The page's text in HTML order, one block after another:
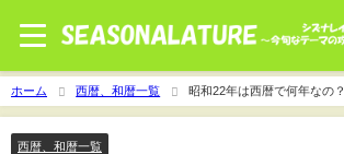
ホーム 西暦、和暦一覧 昭和22年は西暦で何年なの？
西暦、和暦一覧